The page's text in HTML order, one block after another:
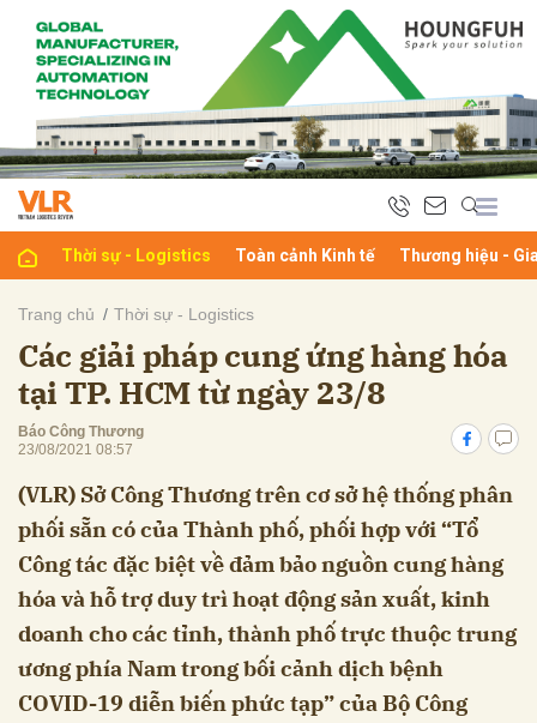
Thời sự - Logistics Toàn cảnh Kinh tế Thương hiệu -
Trang chủ Thời sự - Logistics
Các giải pháp cung ứng hàng hóa
tại TP. HCM từ ngày 23/8
Báo Công Thương
23/08/2021 08:57
(VLR) Sở Công Thương trên cơ sở hệ thống phân
phối sẵn có của Thành phố, phối hợp với “Tổ
Công tác đặc biệt về đảm bảo nguồn cung hàng
hóa và hỗ trợ duy trì hoạt động sản xuất, kinh
doanh cho các tỉnh, thành phố trực thuộc trung
ương phía Nam trong bối cảnh dịch bệnh
COVID-19 diễn biến phức tạp” của Bộ Công
luận
Hủy